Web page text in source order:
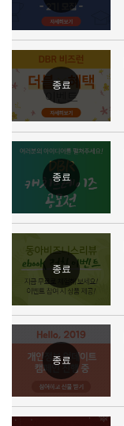
종료
종료
종료
종료